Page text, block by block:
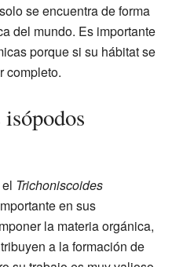
se encuentra de forma
del mundo. Es importante
porque si su hábitat se
completo.
Trichoniscoides
en sus
la materia orgánica,
a la formación de